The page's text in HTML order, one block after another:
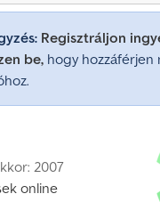
Regisztráljon
be, hogy hozzáférjen
2007
online